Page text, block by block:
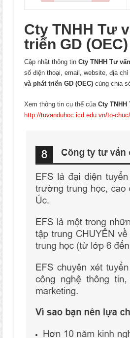
Cty TNHH Tư
triển GD (OEC)
Cập nhật thông tin Cty TNHH Tư
số điện thoại, email, website, địa
và phát triển GD (OEC)cùng chia
Xem thông tin cụ thể của Cty
http://tuvanduhoc.icd.edu.vn/to-